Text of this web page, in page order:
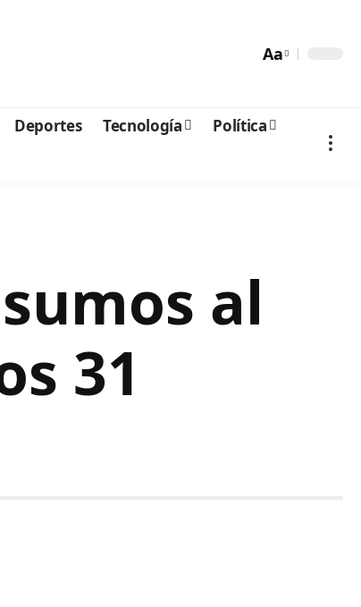
Aa
Deportes Tecnología
Política
al
31